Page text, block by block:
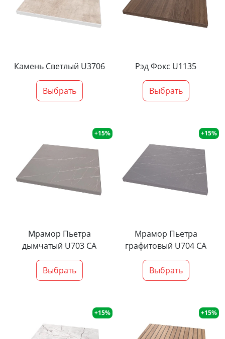
Камень Светлый U3706
Выбрать
Рэд Фокс U1135
Выбрать
+15%
Мрамор Пьетра
дымчатый U703 CA
Выбрать
+15%
Мрамор Пьетра
графитовый U704 CA
Выбрать
+15% +15%